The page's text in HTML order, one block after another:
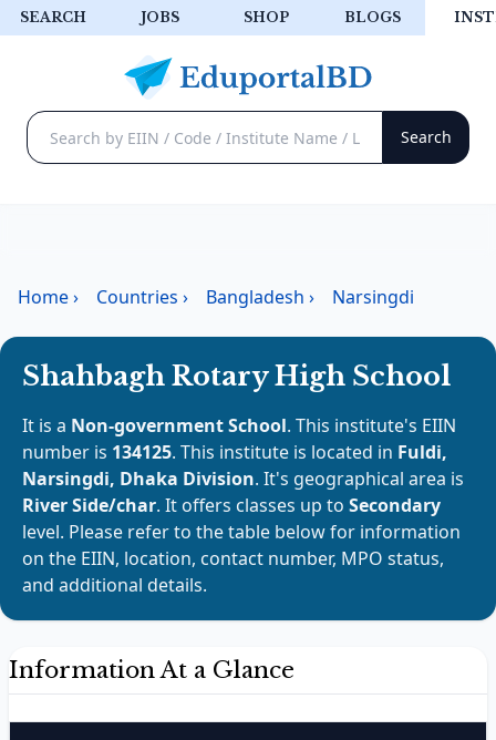
SEARCH JOBS SHOP BLOGS
Home› Countries › Bangladesh › Narsingdi
Shahbagh Rotary High School
It is a Non-government School. This institute's EIIN
number is 134125. This institute is located in Fuldi,
Narsingdi, Dhaka Division. It's geographical area is
River Side/char. It offers classes up to Secondary
level. Please refer to the table below for information
on the EIIN, location, contact number, MPO status,
and additional details.
Information At a Glance